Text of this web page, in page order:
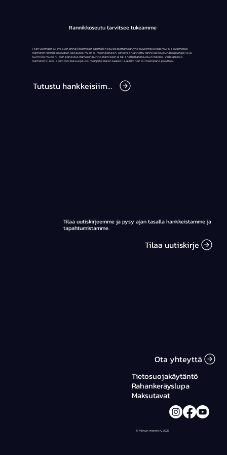
Rannikkoseutu tarvitsee tukeamme
Pian voimaan tuleva EU:n ennallistamisen sääntökirja tulee asettamaan yhä suurempia vaatimuksia Suomessa
Itämeren rannikkoseudun korjaustoimien toimeenpanoon. Tehtävä on annettu rannikkoseudun kaupungeille ja
kunnille, mutta niiden panostus Itämeren kunnostamiseen ei tällä hetkellä toteudu riittävästi. Vaikka tietoa
Itämeren tilasta ja tarvittavista suojelutoimenpiteistä on saatavilla, aktiivinen toimeenpano puuttuu.
Tutustu hankkeisiimme
Tilaa uutiskirjeemme ja pysy ajan tasalla hankkeistamme ja
tapahtumistamme.
Tilaa uutiskirje
Ota yhteyttä
Tietosuojakäytäntö
Rahankeräyslupa
Maksutavat
© Minun mereni ry 2025